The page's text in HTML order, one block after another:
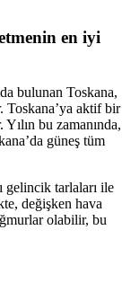
en iyi
bulunan Toskana,
Toskana’ya aktif bir
bu zamanında,
güneş tüm
gelincik tarlaları ile
değişken hava
olabilir, bu